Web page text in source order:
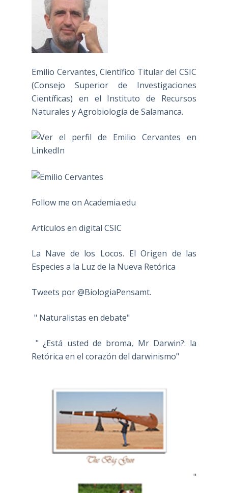
Emilio Cervantes, Científico Titular del CSIC
(Consejo Superior de Investigaciones
Científicas) en el Instituto de Recursos
Naturales y Agrobiología de Salamanca.
Follow me on Academia.edu
Artículos en digital CSIC
La Nave de los Locos. El Origen de las
Especies a la Luz de la Nueva Retórica
Tweets por @BiologiaPensamt.
" Naturalistas en debate"
" ¿Está usted de broma, Mr Darwin?: la
Retórica en el corazón del darwinismo"
"